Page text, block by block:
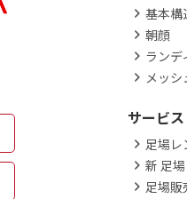
基本構
朝顔
ランデ
メッシ
サービス
足場レ
新 足
足場販